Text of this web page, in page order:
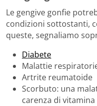
Le gengive gonfie
condizioni sottostanti,
queste, segnaliamo
Diabete
Malattie
Artrite reumatoide
Scorbuto: una
carenza di vitamina